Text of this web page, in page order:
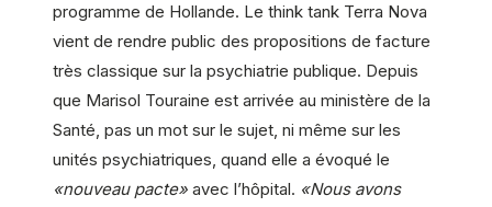
programme de Hollande. Le think tank Terra Nova
vient de rendre public des propositions de facture
très classique sur la psychiatrie publique. Depuis
que Marisol Touraine est arrivée au ministère de la
Santé, pas un mot sur le sujet, ni même sur les
unités psychiatriques, quand elle a évoqué le
«nouveau pacte» avec l’hôpital. «Nous avons